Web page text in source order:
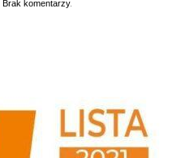
Brak komentarzy.